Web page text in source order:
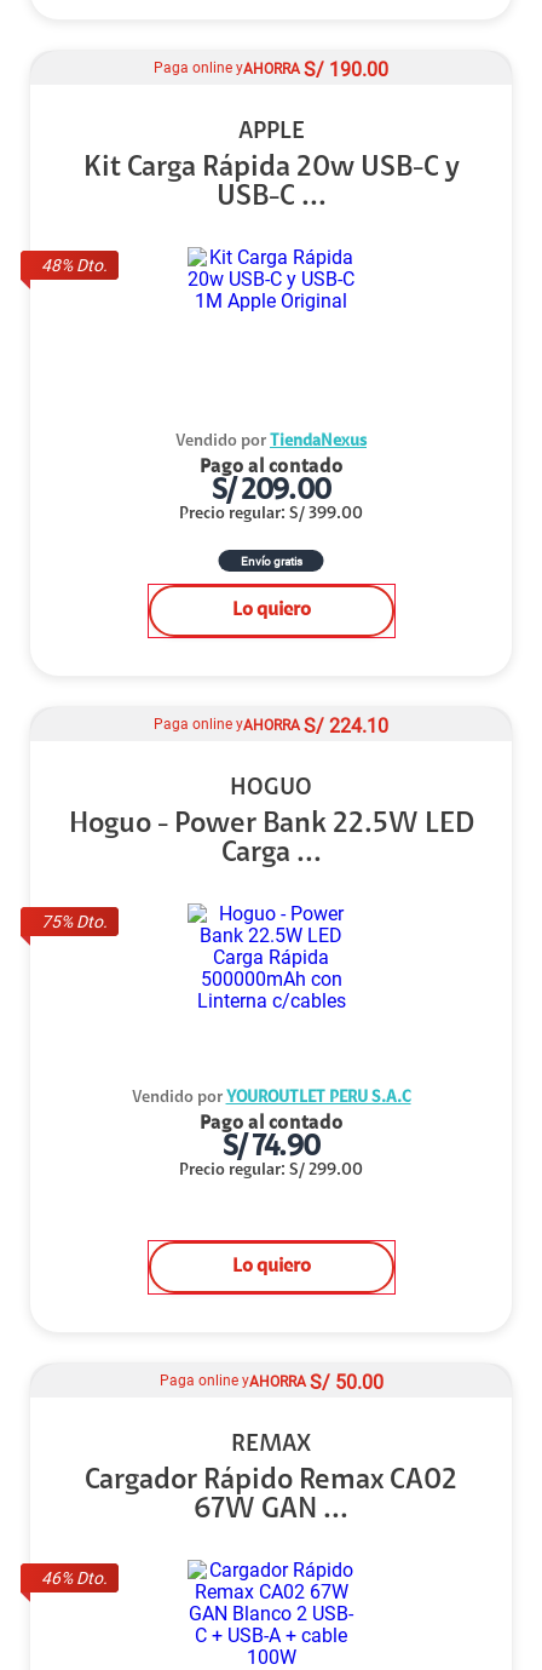
48% Dto.
Paga online yAHORRA S/ 190.00
APPLE
Kit Carga Rápida 20w USB-C y
USB-C ...
Vendido por TiendaNexus
Pago al contado
S/209.00
Precio regular: S/ 399.00
Envío gratis
Lo quiero
75% Dto.
Paga online yAHORRA S/ 224.10
HOGUO
Hoguo - Power Bank 22.5W LED
Carga ...
Vendido por YOUROUTLET PERU S.A.C
Pago al contado
S/74.90
Precio regular: S/ 299.00
Lo quiero
46% Dto.
Paga online yAHORRA S/ 50.00
REMAX
Cargador Rápido Remax CA02
67W GAN ...